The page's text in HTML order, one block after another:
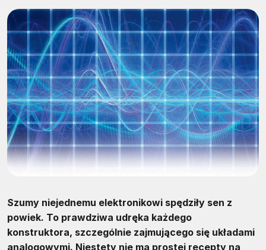
Szumy niejednemu elektronikowi spędziły sen z
powiek. To prawdziwa udręka każdego
konstruktora, szczególnie zajmującego się układami
analogowymi. Niestety nie ma prostej recepty na